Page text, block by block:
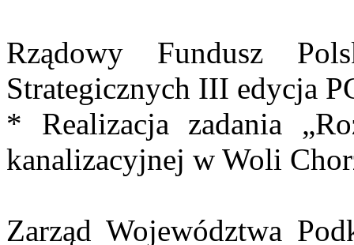
Rządowy Fundusz
Strategicznych III edycja
* Realizacja zadania
kanalizacyjnej w Woli
Zarząd Województwa